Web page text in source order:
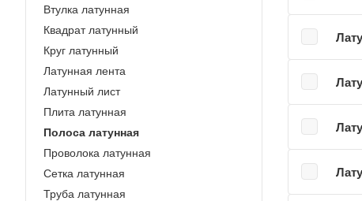
Втулка латунная
Квадрат латунный
Круг латунный
Латунная лента
Латунный лист
Плита латунная
Полоса латунная
Проволока латунная
Сетка латунная
Труба латунная